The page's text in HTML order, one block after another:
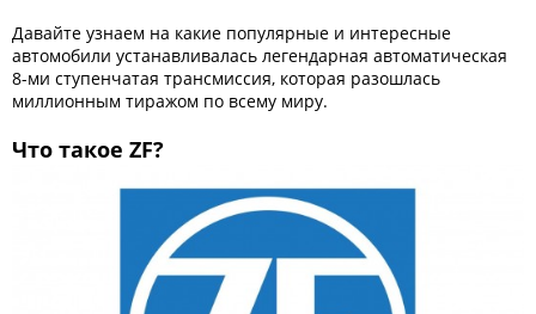
Давайте узнаем на какие популярные и интересные
автомобили устанавливалась легендарная автоматическая
8-ми ступенчатая трансмиссия, которая разошлась
миллионным тиражом по всему миру.
Что такое ZF?